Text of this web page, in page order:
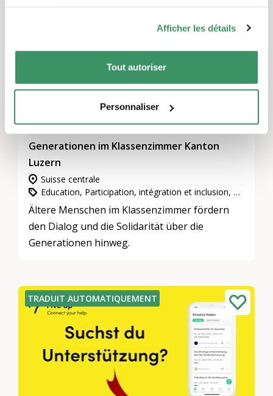
Afficher les détails
Tout autoriser
Personnaliser
Generationen im Klassenzimmer Kanton
Luzern
Suisse centrale
Education, Participation, intégration et inclusion, L’engagement d’utilité publique
Ältere Menschen im Klassenzimmer fördern
den Dialog und die Solidarität über die
Generationen hinweg.
TRADUIT AUTOMATIQUEMENT